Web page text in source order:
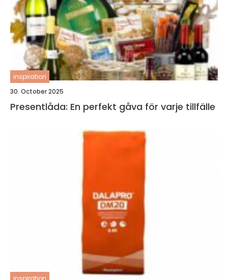
inspiration
30. October 2025
Presentlåda: En perfekt gåva för varje tillfälle
inspiration